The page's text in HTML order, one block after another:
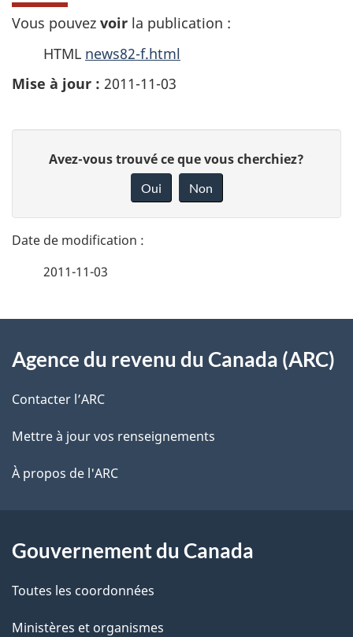
Vous pouvez voir la publication :
HTML news82-f.html
Mise à jour : 2011-11-03
t
a
l
s
l
a
a
g
e
n
o
t
r
e
é
t
a
t
i
Avez-vous trouvé ce que vous cherchiez?
Oui Non
2011-11-03
propos
de
ce
site
Agence du revenu du Canada (ARC)
Contacter l’ARC
Mettre à jour vos renseignements
À propos de l'ARC
Gouvernement du Canada
Toutes les coordonnées
Ministères et organismes